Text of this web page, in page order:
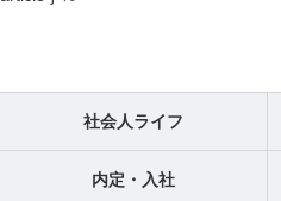
社会人ライフ
内定・入社